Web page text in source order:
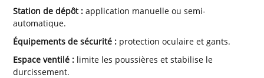
Station de dépôt :application manuelle ou semi-
automatique.
Équipements de sécurité : protection oculaire et gants.
Espace ventilé : limite les poussières et stabilise le
durcissement.